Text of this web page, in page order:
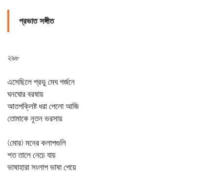
প্রভাত সঙ্গীত
২৯৮
এসেছিলে প্রভু মেঘ গর্জনে
ঘনঘোর বরষায়
আতপক্লিষ্ট ধরা পেলো আজি
তোমাকে নূতন ভরসায়
(মোর) মনের কলাপগুলি
শত তালে নেচে যায়
ভাষাহারা সংলাপ ভাষা পেয়ে